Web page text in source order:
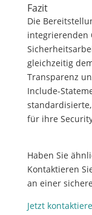
Fazit
Die
integrierenden
gleichzeitig
Transparenz
Include-
für ihre
Haben Sie
Kontaktieren
an einer
Jetzt